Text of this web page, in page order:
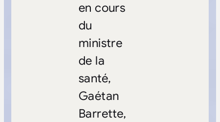
en cours
du
ministre
de la
santé,
Gaétan
Barrette,